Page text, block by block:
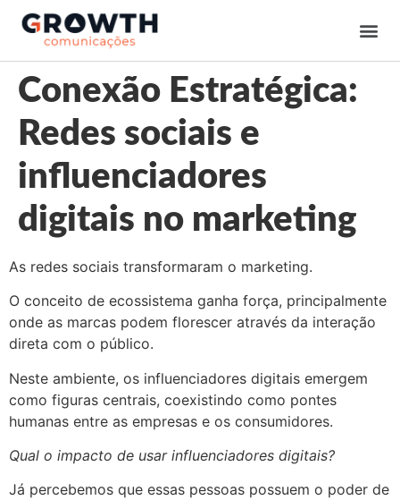
Conexão Estratégica:
Redes sociais e
influenciadores
digitais no marketing
As redes sociais transformaram o marketing.
O conceito de ecossistema ganha força, principalmente
onde as marcas podem florescer através da interação
direta com o público.
Neste ambiente, os influenciadores digitais emergem
como figuras centrais, coexistindo como pontes
humanas entre as empresas e os consumidores.
Qual o impacto de usar influenciadores digitais?
Já percebemos que essas pessoas possuem o poder de